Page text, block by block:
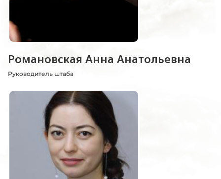
Романовская Анна Анатольевна
Руководитель штаба